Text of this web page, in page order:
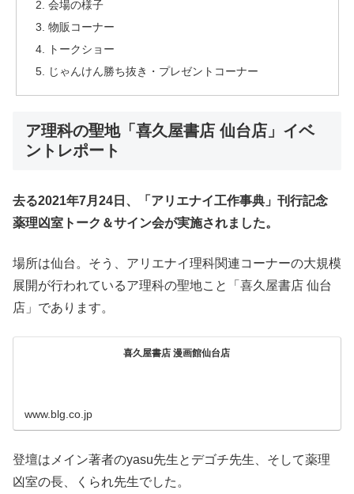
会場の様子
物販コーナー
トークショー
じゃんけん勝ち抜き・プレゼントコーナー
ア理科の聖地「喜久屋書店 仙台店」イベ
ントレポート
去る2021年7月24日、「アリエナイ工作事典」刊行記念
薬理凶室トーク＆サイン会が実施されました。
場所は仙台。そう、アリエナイ理科関連コーナーの大規模
展開が行われているア理科の聖地こと「喜久屋書店 仙台
店」であります。
喜久屋書店 漫画館仙台店
www.blg.co.jp
登壇はメイン著者のyasu先生とデゴチ先生、そして薬理
凶室の長、くられ先生でした。